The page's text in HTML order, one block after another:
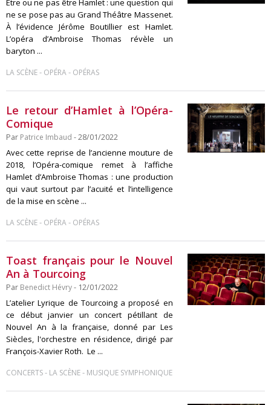
Être ou ne pas être Hamlet : une question qui
ne se pose pas au Grand Théâtre Massenet.
À l’évidence Jérôme Boutillier est Hamlet.
L’opéra d’Ambroise Thomas révèle un
baryton ...
LA SCÈNE- OPÉRA- OPÉRAS
Le retour d’Hamlet à l’Opéra-
Comique
Par Patrice Imbaud - 28/01/2022
Avec cette reprise de l’ancienne mouture de
2018, l’Opéra-comique remet à l’affiche
Hamlet d’Ambroise Thomas : une production
qui vaut surtout par l’acuité et l’intelligence
de la mise en scène ...
LA SCÈNE- OPÉRA- OPÉRAS
Toast français pour le Nouvel
An à Tourcoing
Par Benedict Hévry- 12/01/2022
L’atelier Lyrique de Tourcoing a proposé en
ce début janvier un concert pétillant de
Nouvel An à la française, donné par Les
Siècles, l'orchestre en résidence, dirigé par
François-Xavier Roth. Le ...
CONCERTS- LA SCÈNE- MUSIQUE SYMPHONIQUE